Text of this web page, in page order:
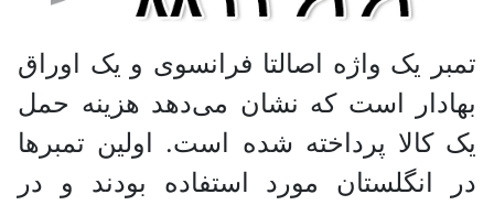
تمبر یک واژه اصالتا فرانسوی و یک اوراق
بهادار است که نشان می‌دهد هزینه حمل
یک کالا پرداخته شده است. اولین تمبر‌ها
در انگلستان مورد استفاده بودند و در